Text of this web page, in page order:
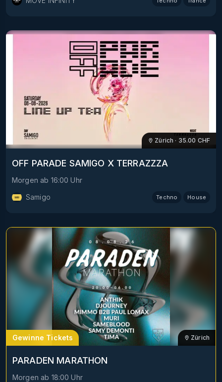
Zürich · 35.00 CHF
OFF PARADE SAMIGO X TERRAZZZA
Morgen ab 16:00 Uhr
Samigo
Techno House
Gewinne Tickets Zürich
PARADEN MARATHON
Morgen ab 18:00 Uhr